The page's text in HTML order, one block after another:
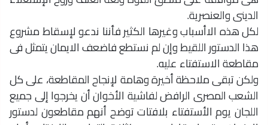
الدينى والعنصرية.
لكل هذه الاأسباب وغيرها الكثير فأننا ندعو لإسقاط مشروع
هذا الدستور اللقيط وإن لم نستطع فاضعف الايمان يتمثل فى
مقاطعة الاستفتاء عليه.
ولكن تبقى ملاحظة أخيرة وهامة لإنجاح المقاطعة، على كل
الشعب المصرى الرافض لفاشية الأخوان أن يخرجوا إلى جميع
اللجان يوم الأستفتاء بلافتات توضح أنهم مقاطعون لدستور